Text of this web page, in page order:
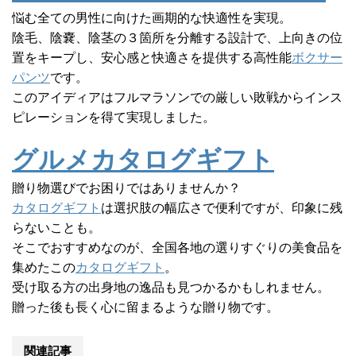
悩む全ての男性に向けた画期的な快適性を実現。
陰毛、陰嚢、陰茎の３箇所を分離する設計で、上向きの位
置をキープし、安心感と快適さを提供する高性能ボクサー
パンツです。
このアイディアはフルマラソンでの厳しい敗戦からインス
ピレーションを得て実現しました。
グルメカタログギフト
贈り物選びでお困りではありませんか？
カタログギフト は選択肢の幅広さで便利ですが、印象に残
らないことも。
そこでおすすめなのが、全国各地の選りすぐりの美食品を
集めたこのカタログギフト 。
受け取る方の出身地の逸品も見つかるかもしれません。
贈った後も長く心に留まるような贈り物です。
関連記事